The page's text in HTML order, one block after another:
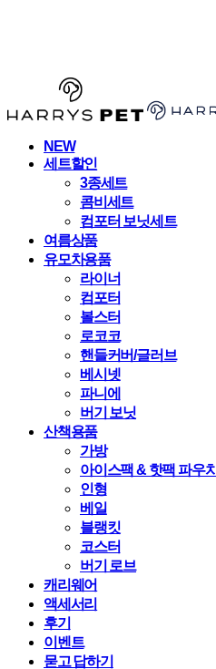
NEW
세트할인
3종세트
콤비세트
컴포터 보닛세트
여름상품
유모차용품
라이너
컴포터
볼스터
로코코
핸들커버/글러브
베시넷
파니에
버기 보닛
산책용품
가방
아이스팩 & 핫팩 파우치
인형
베일
블랭킷
코스터
버기 로브
캐리웨어
액세서리
후기
이벤트
묻고 답하기